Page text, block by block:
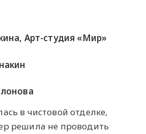
Арт-студия «Мир»
в чистовой отделке,
решила не проводить